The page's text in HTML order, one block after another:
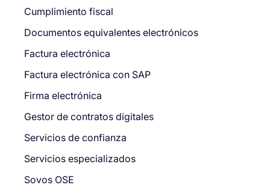
Cumplimiento fiscal
Documentos equivalentes electrónicos
Factura electrónica
Factura electrónica con SAP
Firma electrónica
Gestor de contratos digitales
Servicios de confianza
Servicios especializados
Sovos OSE